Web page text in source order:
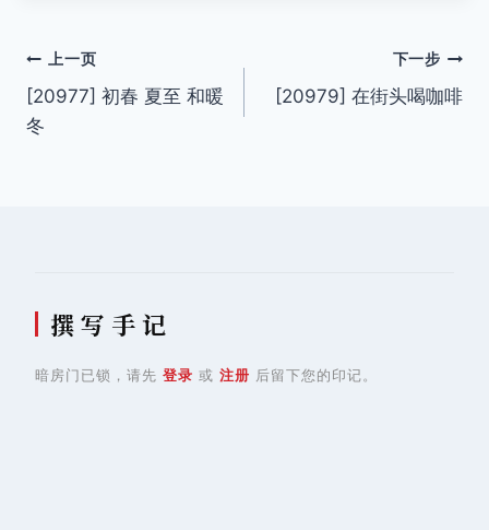
文
章
上一页
[20977] 初春 夏至 和暖
冬
下一步
[20979] 在街头喝咖啡
撰 写 手 记
暗房门已锁，请先 登录 或 注册 后留下您的印记。